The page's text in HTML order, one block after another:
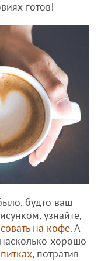
готов!
будто ваш
узнайте,
на кофе. А
хорошо
, потратив